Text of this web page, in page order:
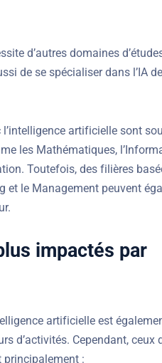
d’autres domaines
de se spécialiser dans l’IA
artificielle sont
les Mathématiques,
Toutefois, des filières
et le Management peuvent
impactés par
artificielle est
d’activités. Cependant, ceux
principalement :